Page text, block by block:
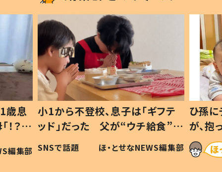
歳息
？」
編集部
小1から不登校、息子は「ギフテ
ッド」だった 父が“ウチ給食”を
作り続ける理由とは #令和の親
#令和の子
SNSで話題 ほ・とせなNEWS編集部
ひ孫
が、
「涙が
い」